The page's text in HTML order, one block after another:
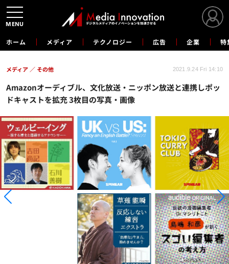
ホーム メディア テクノロジー 広告 企業 特
Amazonオーディブル、文化放送・ニッポン放送と連携しポッ
ドキャストを拡充 3枚目の写真・画像
メディア その他 2021.9.24 Fri 14:10
MENU